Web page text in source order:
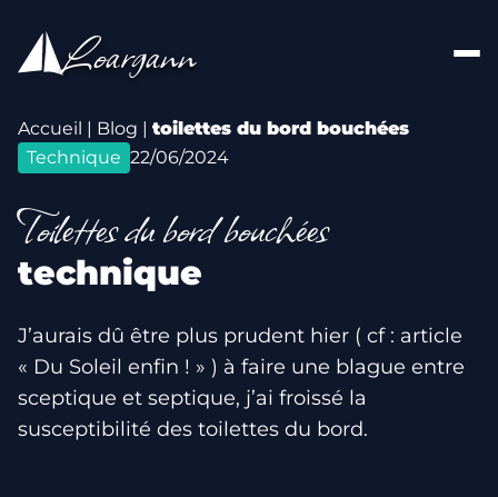
Loargann
Accueil | Blog | toilettes du bord bouchées
Technique 22/06/2024
Toilettes du bord bouchées
technique
J’aurais dû être plus prudent hier ( cf : article
« Du Soleil enfin ! » ) à faire une blague entre
sceptique et septique, j’ai froissé la
susceptibilité des toilettes du bord.